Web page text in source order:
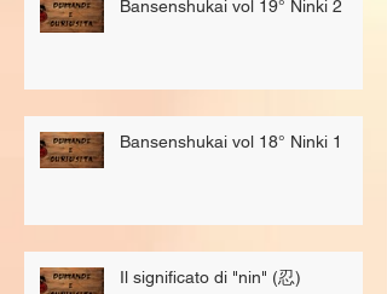
Bansenshukai vol 19° Ninki 2
Bansenshukai vol 18° Ninki 1
Il significato di "nin" (忍)